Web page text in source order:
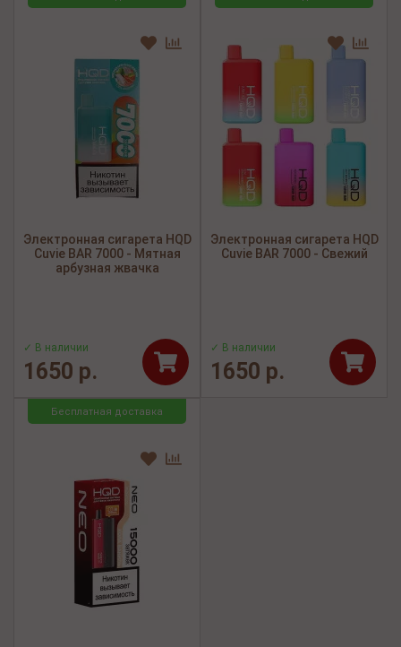
Электронная сигарета HQD
Cuvie BAR 7000 - Мятная
арбузная жвачка
✓ В наличии
1650 р.
Электронная сигарета HQD
Cuvie BAR 7000 - Свежий
✓ В наличии
1650 р.
Бесплатная доставка